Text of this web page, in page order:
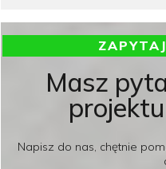
Masz
Napisz do nas, chętnie